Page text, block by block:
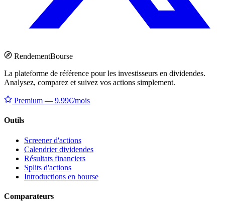
RendementBourse
La plateforme de référence pour les investisseurs en dividendes.
Analysez, comparez et suivez vos actions simplement.
Premium — 9.99€/mois
Outils
Screener d'actions
Calendrier dividendes
Résultats financiers
Splits d'actions
Introductions en bourse
Comparateurs